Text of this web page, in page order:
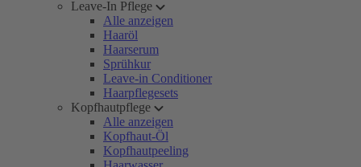
Leave-In Pflege
Alle anzeigen
Haaröl
Haarserum
Sprühkur
Leave-in Conditioner
Haarpflegesets
Kopfhautpflege
Alle anzeigen
Kopfhaut-Öl
Kopfhautpeeling